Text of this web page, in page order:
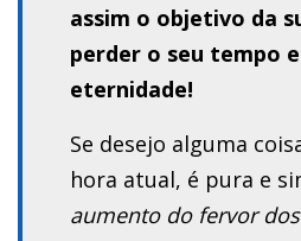
assim o objetivo da
perder o seu tempo
eternidade!
Se desejo alguma
hora atual, é pura e
aumento do fervor